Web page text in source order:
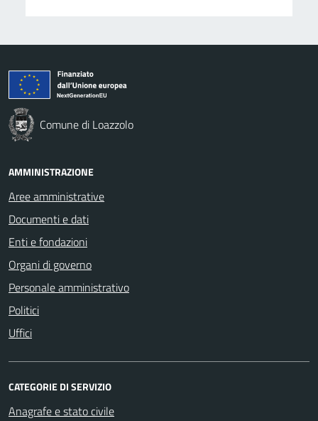
Comune di Loazzolo
AMMINISTRAZIONE
Aree amministrative
Documenti e dati
Enti e fondazioni
Organi di governo
Personale amministrativo
Politici
Uffici
CATEGORIE DI SERVIZIO
Anagrafe e stato civile